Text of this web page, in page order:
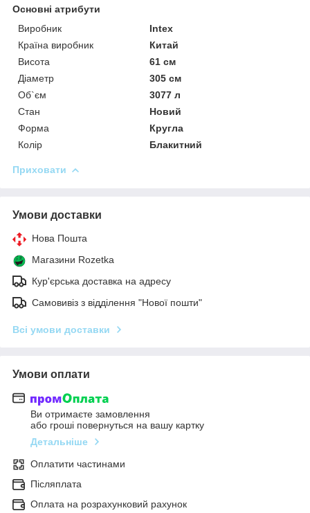
Основні атрибути
Виробник
Intex
Країна виробник
Китай
Висота
61 см
Діаметр
305 см
Об`єм
3077 л
Стан
Новий
Форма
Кругла
Колір
Блакитний
Приховати
Умови доставки
Нова Пошта
Магазини Rozetka
Кур'єрська доставка на адресу
Самовивіз з відділення "Нової пошти"
Всі умови доставки
Умови оплати
Ви отримаєте замовлення
або гроші повернуться на вашу картку
Детальніше
Оплатити частинами
Післяплата
Оплата на розрахунковий рахунок